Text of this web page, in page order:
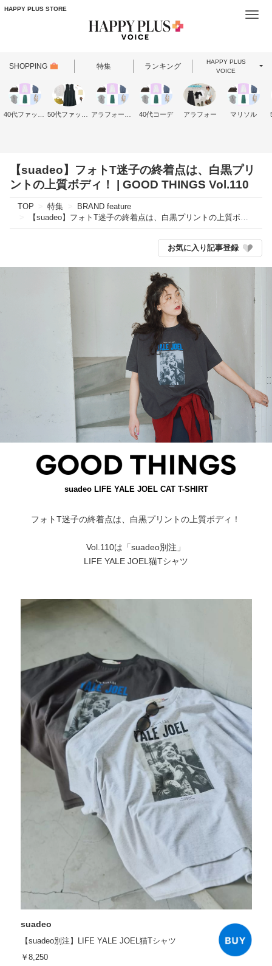
HAPPY PLUS STORE
SHOPPING 特集 ランキング
HAPPY PLUS
VOICE
40代コーデ アラフォー マリソル
【suadeo】フォトT迷子の終着点は、白黒プリ
ントの上質ボディ！ | GOOD THINGS Vol.110
TOP 特集
BRAND feature
【suadeo】フォトT迷子の終着点は、白黒プリントの上質ボディ！ | GOOD THINGS Vol.110
お気に入り記事登録
suadeo LIFE YALE JOELCAT T-SHIRT
フォトT迷子の終着点は、白黒プリントの上質ボディ！
Vol.110は「suadeo別注」
LIFE YALE JOEL猫Tシャツ
suadeo
【suadeo別注】LIFE YALE JOEL猫Tシャツ
￥8,250